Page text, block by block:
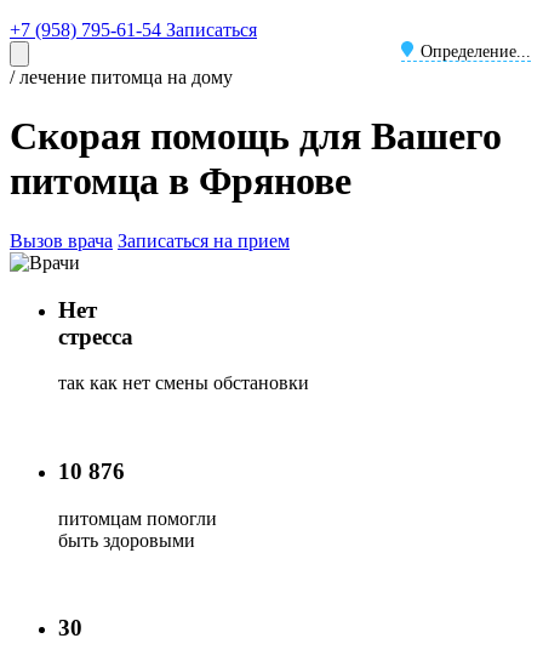
+7 (958) 795-61-54
Определение...
Записаться
/ лечение питомца на дому
Скорая помощь для Вашего
питомца в Фрянове
Вызов врача Записаться на прием
Нет
стресса
так как нет смены обстановки
10 876
питомцам помогли
быть здоровыми
30